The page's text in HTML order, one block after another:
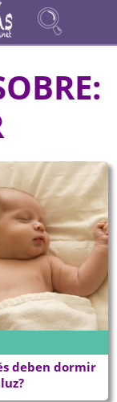
deben dormir